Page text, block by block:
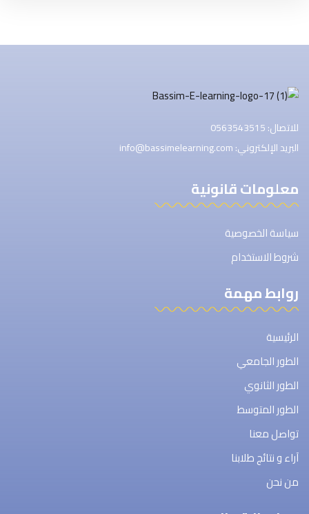
للاتصال: 0563543515
البريد الإلكتروني: info@bassimelearning.com
معلومات قانونية
سياسة الخصوصية
شروط الاستخدام
روابط مهمة
الرئيسية
الطور الجامعي
الطور الثانوي
الطور المتوسط
تواصل معنا
آراء و نتائج طلابنا
من نحن